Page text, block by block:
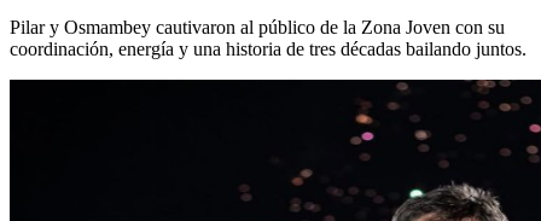
Pilar y Osmambey cautivaron al público de la Zona Joven con su
coordinación, energía y una historia de tres décadas bailando juntos.